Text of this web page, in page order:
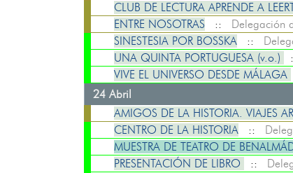
CLUB DE LECTURA APRENDE A
ENTRE NOSOTRAS :: Delegación
SINESTESIA POR BOSSKA::
UNA QUINTA PORTUGUESA (v.o.)
VIVE EL UNIVERSO DESDE MÁLAGA
24 Abril
AMIGOS DE LA HISTORIA. VIAJES
CENTRO DE LA HISTORIA::
MUESTRA DE TEATRO DE
PRESENTACIÓN DE LIBRO
::